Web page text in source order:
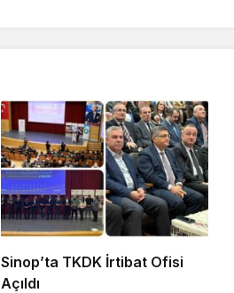
Sinop’ta TKDK İrtibat Ofisi
Açıldı